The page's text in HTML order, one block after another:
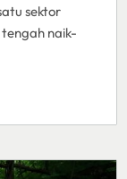
sektor
tengah naik-